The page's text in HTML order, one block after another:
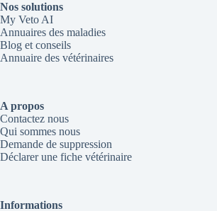
Nos solutions
My Veto AI
Annuaires des maladies
Blog et conseils
Annuaire des vétérinaires
A propos
Contactez nous
Qui sommes nous
Demande de suppression
Déclarer une fiche vétérinaire
Informations